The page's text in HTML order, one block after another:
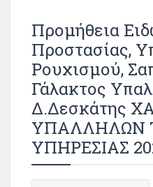
Προμήθεια
Προστασίας,
Ρουχισμού,
Γάλακτος
Δ.Δεσκάτης
ΥΠΑΛΛΗΛΩΝ
ΥΠΗΡΕΣΙΑΣ